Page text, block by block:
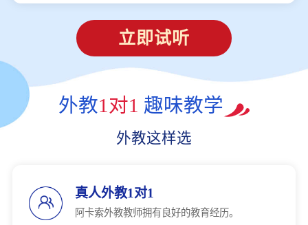
立即试听
外教1对1 趣味教学
外教这样选
真人外教1对1
阿卡索外教教师拥有良好的教育经历。